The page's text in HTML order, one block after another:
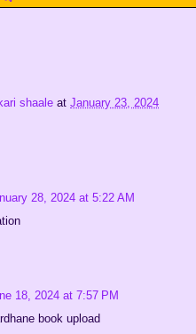
shaale at January 23, 2024
28, 2024 at 5:22 AM
18, 2024 at 7:57 PM
book upload